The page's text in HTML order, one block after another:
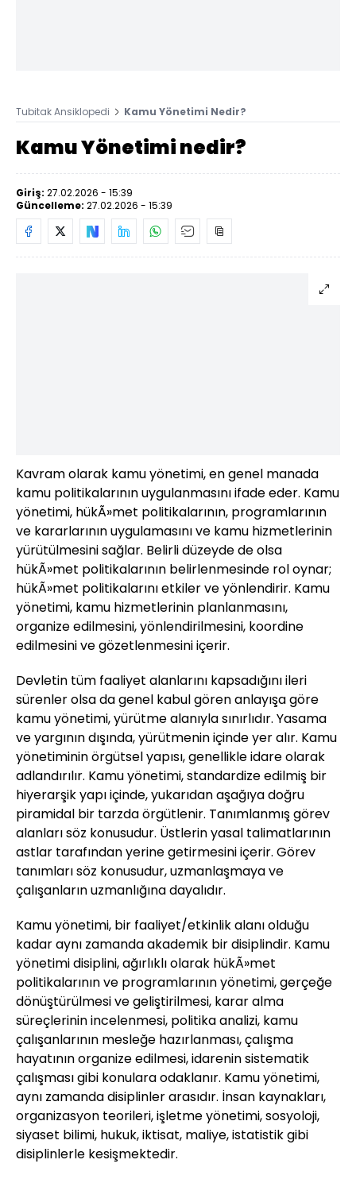
Tubitak Ansiklopedi Kamu Yönetimi Nedir?
Kamu Yönetimi nedir?
Giriş: 27.02.2026 - 15:39
Güncelleme: 27.02.2026 - 15:39
Kavram olarak kamu yönetimi, en genel manada
kamu politikalarının uygulanmasını ifade eder. Kamu
yönetimi, hükÃ»met politikalarının, programlarının
ve kararlarının uygulamasını ve kamu hizmetlerinin
yürütülmesini sağlar. Belirli düzeyde de olsa
hükÃ»met politikalarının belirlenmesinde rol oynar;
hükÃ»met politikalarını etkiler ve yönlendirir. Kamu
yönetimi, kamu hizmetlerinin planlanmasını,
organize edilmesini, yönlendirilmesini, koordine
edilmesini ve gözetlenmesini içerir.
Devletin tüm faaliyet alanlarını kapsadığını ileri
sürenler olsa da genel kabul gören anlayışa göre
kamu yönetimi, yürütme alanıyla sınırlıdır. Yasama
ve yargının dışında, yürütmenin içinde yer alır. Kamu
yönetiminin örgütsel yapısı, genellikle idare olarak
adlandırılır. Kamu yönetimi, standardize edilmiş bir
hiyerarşik yapı içinde, yukarıdan aşağıya doğru
piramidal bir tarzda örgütlenir. Tanımlanmış görev
alanları söz konusudur. Üstlerin yasal talimatlarının
astlar tarafından yerine getirmesini içerir. Görev
tanımları söz konusudur, uzmanlaşmaya ve
çalışanların uzmanlığına dayalıdır.
Kamu yönetimi, bir faaliyet/etkinlik alanı olduğu
kadar aynı zamanda akademik bir disiplindir. Kamu
yönetimi disiplini, ağırlıklı olarak hükÃ»met
politikalarının ve programlarının yönetimi, gerçeğe
dönüştürülmesi ve geliştirilmesi, karar alma
süreçlerinin incelenmesi, politika analizi, kamu
çalışanlarının mesleğe hazırlanması, çalışma
hayatının organize edilmesi, idarenin sistematik
çalışması gibi konulara odaklanır. Kamu yönetimi,
aynı zamanda disiplinler arasıdır. İnsan kaynakları,
organizasyon teorileri, işletme yönetimi, sosyoloji,
siyaset bilimi, hukuk, iktisat, maliye, istatistik gibi
disiplinlerle kesişmektedir.